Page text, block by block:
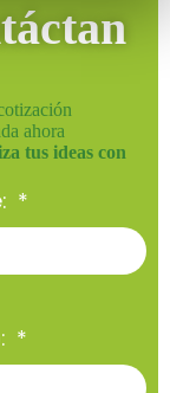
ahora
tus ideas con